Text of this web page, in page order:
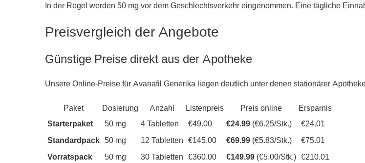
In der Regel werden 50 mg vor dem Geschlechtsverkehr eingenommen. Eine tägliche
Preisvergleich der Angebote
Günstige Preise direkt aus der Apotheke
Unsere Online-Preise für Avanafil Generika liegen deutlich unter denen stationärer
Paket Dosierung Anzahl Listenpreis Preis online
Ersparnis
Starterpaket
50 mg 4 Tabletten €49.00 €24.99 (€6.25/Stk.)
€24.01
Standardpack 50 mg 12 Tabletten €145.00 €69.99 (€5.83/Stk.)
€75.01
Vorratspack
50 mg 30 Tabletten €360.00 €149.99 (€5.00/Stk.) €210.01